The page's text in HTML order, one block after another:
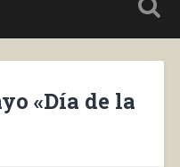
«Día de la